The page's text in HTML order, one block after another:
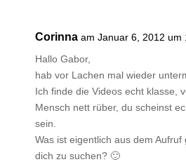
Corinna am Januar 6, 2012 um
Hallo Gabor,
hab vor Lachen mal wieder
Ich finde die Videos echt klasse,
Mensch nett rüber, du scheinst
sein.
Was ist eigentlich aus dem
dich zu suchen? 🙂